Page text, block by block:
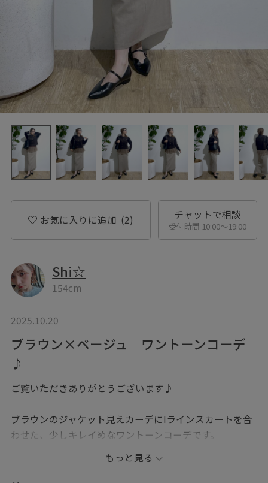
お気に入りに追加 (2) チャットで相談
受付時間 10:00〜19:00
Shi☆
154cm
2025.10.20
ブラウン×ベージュ ワントーンコーデ
♪
ご覧いただきありがとうございます♪
ブラウンのジャケット見えカーデにIラインスカートを合
わせた、少しキレイめなワントーンコーデです。
もっと見る